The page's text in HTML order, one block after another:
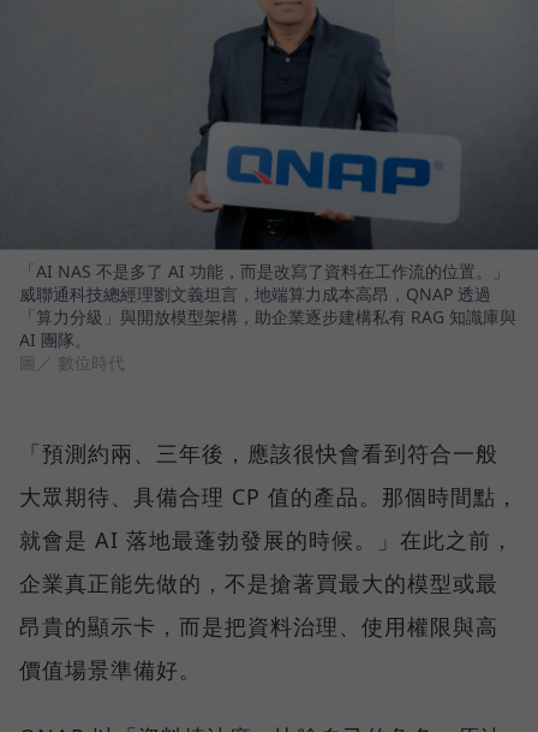
「AI NAS 不是多了 AI 功能，而是改寫了資料在工作流的位置。」
威聯通科技總經理劉文義坦言，地端算力成本高昂，QNAP 透過
「算力分級」與開放模型架構，助企業逐步建構私有 RAG 知識庫與
AI 團隊。
圖／ 數位時代
「預測約兩、三年後，應該很快會看到符合一般
大眾期待、具備合理 CP 值的產品。那個時間點，
就會是 AI 落地最蓬勃發展的時候。」在此之前，
企業真正能先做的，不是搶著買最大的模型或最
昂貴的顯示卡，而是把資料治理、使用權限與高
價值場景準備好。